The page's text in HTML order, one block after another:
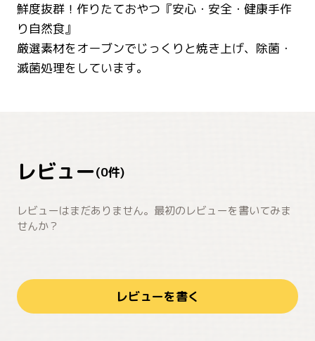
鮮度抜群！作りたておやつ『安心・安全・健康手作
り自然食』
厳選素材をオーブンでじっくりと焼き上げ、除菌・
滅菌処理をしています。
レビュー(0件)
レビューはまだありません。最初のレビューを書いてみま
せんか？
レビューを書く